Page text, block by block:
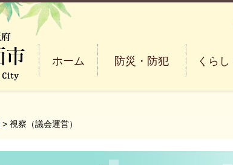
大阪府箕面市 Minoh City
ホーム 防災・防犯 くら
> 視察（議会運営）